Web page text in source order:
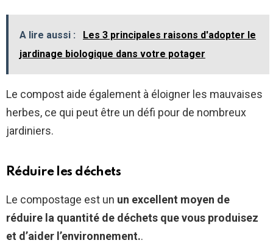
A lire aussi :
Les 3 principales raisons d'adopter le
jardinage biologique dans votre potager
Le compost aide également à éloigner les mauvaises
herbes, ce qui peut être un défi pour de nombreux
jardiniers.
Réduire les déchets
Le compostage est un un excellent moyen de
réduire la quantité de déchets que vous produisez
et d’aider l’environnement..